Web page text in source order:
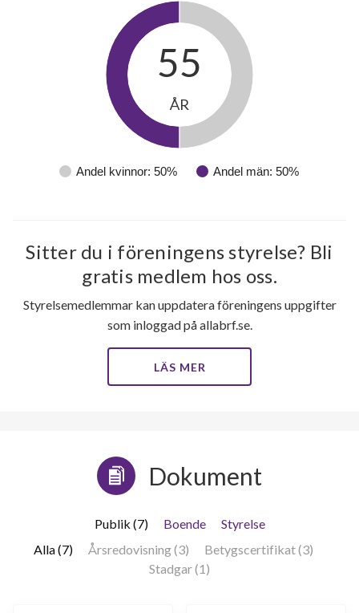
131
Andel kvinnor: 50% Andel män: 50%
55
ÅR
Sitter du i föreningens styrelse? Bli
gratis medlem hos oss.
Styrelsemedlemmar kan uppdatera föreningens uppgifter
som inloggad på allabrf.se.
LÄS MER
Dokument
Publik (7) Boende
Styrelse
Alla (7)
Årsredovisning (3)
Betygscertifikat (3)
Stadgar (1)